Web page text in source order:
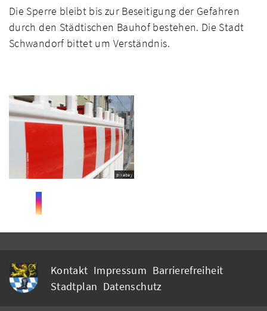
Die Sperre bleibt bis zur Beseitigung der Gefahren
durch den Städtischen Bauhof bestehen. Die Stadt
Schwandorf bittet um Verständnis.
pixabay
Kontakt Impressum Barrierefreiheit
Stadtplan Datenschutz